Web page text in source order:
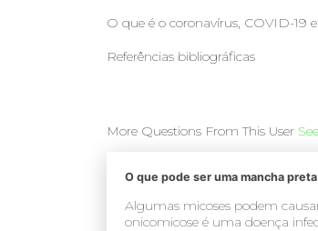
O que é o coronavírus, COVID-19
Referências bibliográficas
More Questions From This User
O que pode ser uma mancha
Algumas micoses podem
onicomicose é uma doença